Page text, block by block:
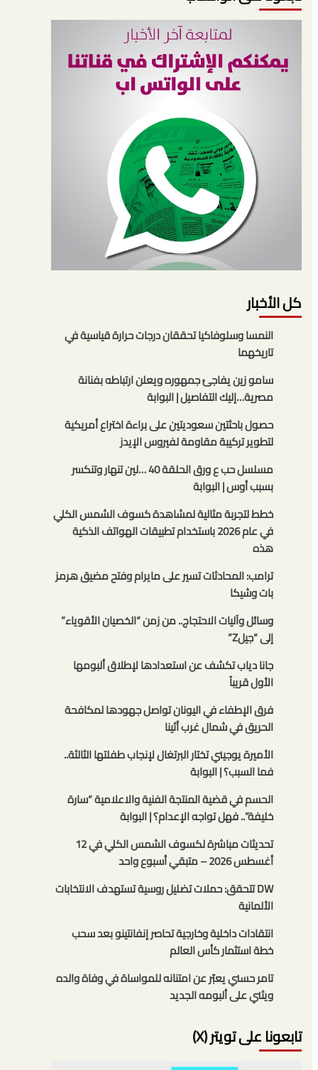
كل الأخبار
النمسا وسلوفاكيا تحققان درجات حرارة قياسية في
تاريخهما
سامو زين يفاجئ جمهوره ويعلن ارتباطه بفنانة
مصرية…إليك التفاصيل | البوابة
حصول باحثتين سعوديتين على براءة اختراع أمريكية
لتطوير تركيبة مقاومة لفيروس الإيدز
مسلسل حب ع ورق الحلقة 40 …لين تنهار وتنكسر
بسبب أوس | البوابة
خطط لتجربة مثالية لمشاهدة كسوف الشمس الكلي
في عام 2026 باستخدام تطبيقات الهواتف الذكية
هذه
ترامب: المحادثات تسير على مايرام وفتح مضيق هرمز
بات وشيكا
وسائل وآليات الاحتجاج.. من زمن “الخصيان الأقوياء”
إلى “جيلZ”
جانا دياب تكشف عن استعدادها لإطلاق ألبومها
الأول قريباً
فرق الإطفاء في اليونان تواصل جهودها لمكافحة
الحريق في شمال غرب أثينا
الأميرة يوجيني تختار البرتغال لإنجاب طفلتها الثالثة..
فما السبب؟ | البوابة
الحسم في قضية المنتجة الفنية والاعلامية “سارة
خليفة”.. فهل تواجه الإعدام؟ | البوابة
تحديثات مباشرة لكسوف الشمس الكلي في 12
أغسطس 2026 – متبقي أسبوع واحد
DW تتحقق: حملات تضليل روسية تستهدف الانتخابات
الألمانية
انتقادات داخلية وخارجية تحاصر إنفانتينو بعد سحب
خطة استثمار كأس العالم
تامر حسني يعبّر عن امتنانه للمواساة في وفاة والده
ويثني على ألبومه الجديد
تابعونا على تويتر (X)